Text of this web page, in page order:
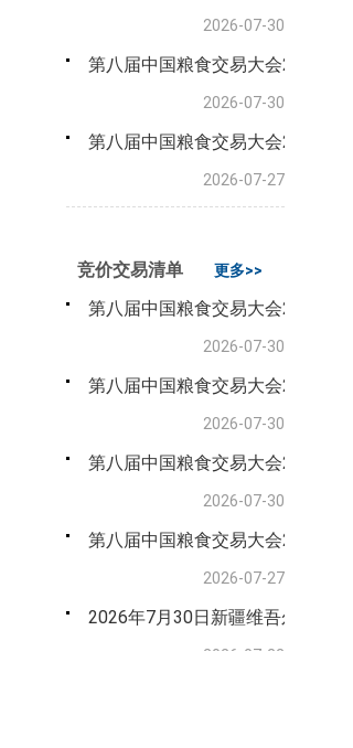
2026-07-30
第八届中国粮食交易大会2026年
2026-07-30
第八届中国粮食交易大会2026年
2026-07-27
竞价交易清单 更多>>
第八届中国粮食交易大会2026年
2026-07-30
第八届中国粮食交易大会2026年
2026-07-30
第八届中国粮食交易大会2026年
2026-07-30
第八届中国粮食交易大会2026年
2026-07-27
2026年7月30日新疆维吾尔自治
2026-07-22